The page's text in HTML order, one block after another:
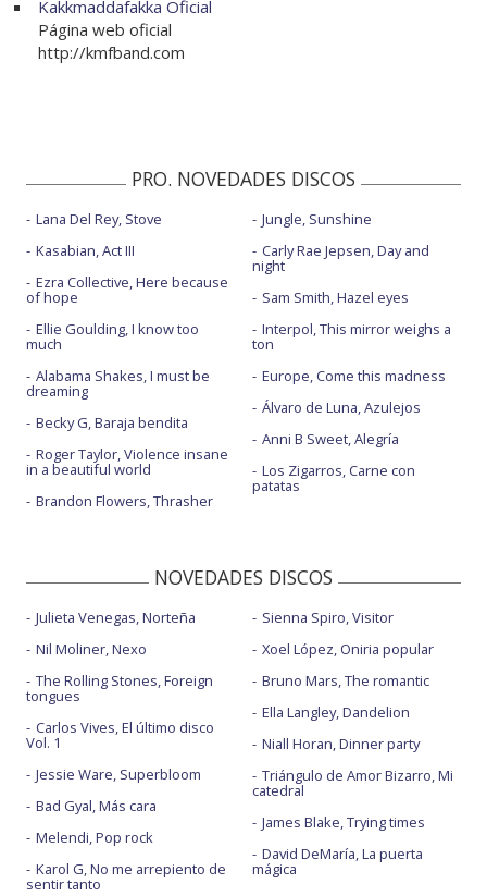
Kakkmaddafakka Oficial
Página web oficial
http://kmfband.com
PRO. NOVEDADES DISCOS
Lana Del Rey, Stove
Kasabian, Act III
Ezra Collective, Here because
of hope
Ellie Goulding, I know too
much
Alabama Shakes, I must be
dreaming
Becky G, Baraja bendita
Roger Taylor, Violence insane
in a beautiful world
Brandon Flowers, Thrasher
Jungle, Sunshine
Carly Rae Jepsen, Day and
night
Sam Smith, Hazel eyes
Interpol, This mirror weighs a
ton
Europe, Come this madness
Álvaro de Luna, Azulejos
Anni B Sweet, Alegría
Los Zigarros, Carne con
patatas
NOVEDADES DISCOS
Julieta Venegas, Norteña
Nil Moliner, Nexo
The Rolling Stones, Foreign
tongues
Carlos Vives, El último disco
Vol. 1
Jessie Ware, Superbloom
Bad Gyal, Más cara
Melendi, Pop rock
Karol G, No me arrepiento de
sentir tanto
Sienna Spiro, Visitor
Xoel López, Oniria popular
Bruno Mars, The romantic
Ella Langley, Dandelion
Niall Horan, Dinner party
Triángulo de Amor Bizarro, Mi
catedral
James Blake, Trying times
David DeMaría, La puerta
mágica